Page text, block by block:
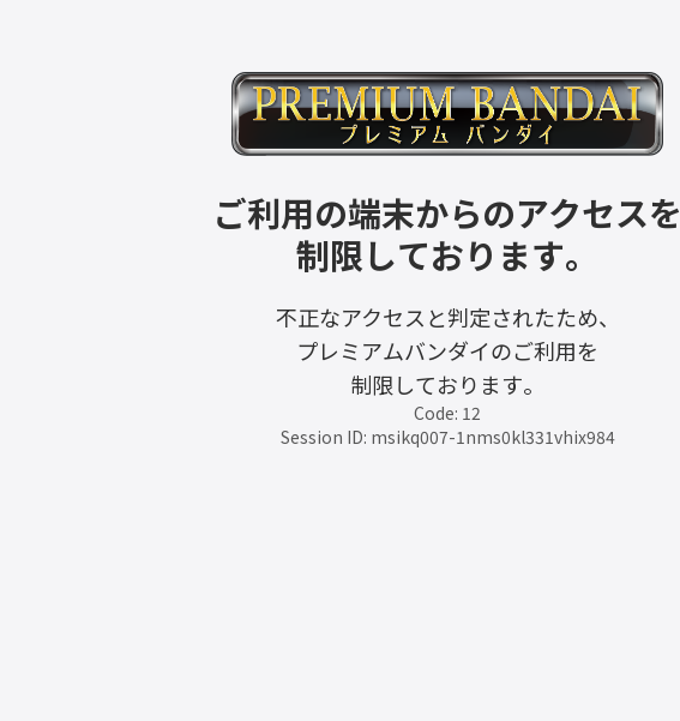
ご利用の端末からのアクセスを
制限しております。
不正なアクセスと判定されたため、
プレミアムバンダイのご利用を
制限しております。
Code: 12
Session ID: msikq007-1nms0kl331vhix984